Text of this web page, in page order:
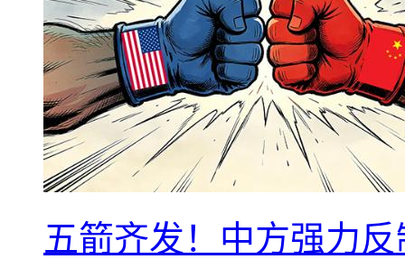
五箭齐发！中方强力